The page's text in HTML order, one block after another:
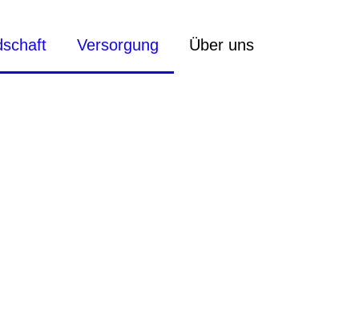
Versorgung Über uns